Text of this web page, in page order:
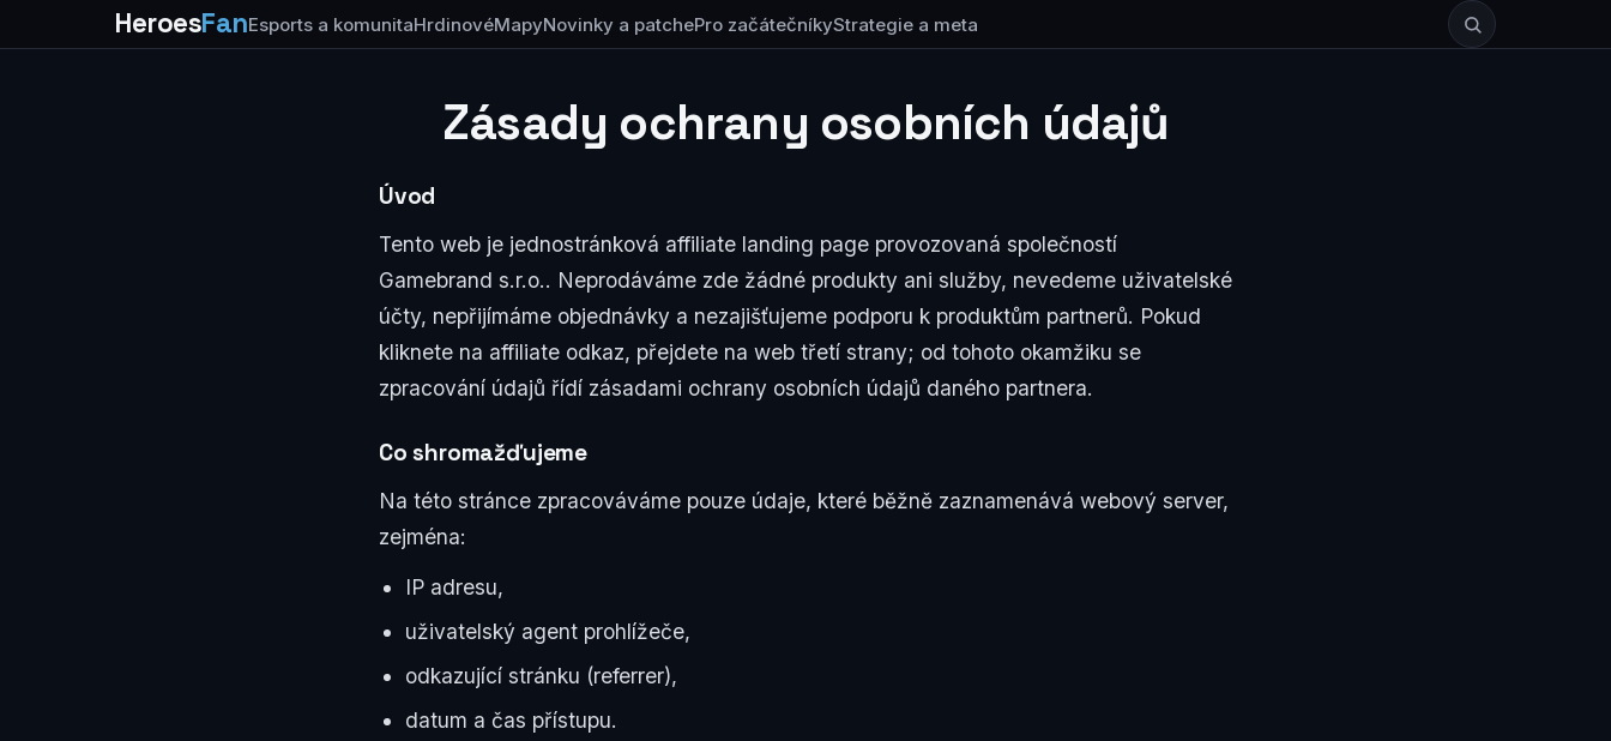
HeroesFanEsports a komunitaHrdinovéMapyNovinky a patchePro začátečníkyStrategie a meta
Zásady ochrany osobních údajů
Úvod
Tento web je jednostránková affiliate landing page provozovaná společností
Gamebrand s.r.o.. Neprodáváme zde žádné produkty ani služby, nevedeme uživatelské
účty, nepřijímáme objednávky a nezajišťujeme podporu k produktům partnerů. Pokud
kliknete na affiliate odkaz, přejdete na web třetí strany; od tohoto okamžiku se
zpracování údajů řídí zásadami ochrany osobních údajů daného partnera.
Co shromažďujeme
Na této stránce zpracováváme pouze údaje, které běžně zaznamenává webový server,
zejména:
IP adresu,
uživatelský agent prohlížeče,
odkazující stránku (referrer),
datum a čas přístupu.